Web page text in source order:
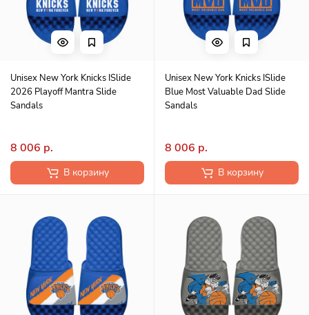
Unisex New York Knicks ISlide
2026 Playoff Mantra Slide
Sandals
8 006 р.
В корзину
Unisex New York Knicks ISlide
Blue Most Valuable Dad Slide
Sandals
8 006 р.
В корзину